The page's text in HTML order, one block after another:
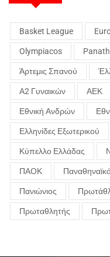
Basket League
Olympiacos
Άρτεμις Σπανού
Α2 Γυναικών ΑΕΚ
Εθνική Ανδρών
Ελληνίδες Εξωτερικού
Κύπελλο Ελλάδας
ΠΑΟΚ
Πανιώνιος
Πρωταθλητής